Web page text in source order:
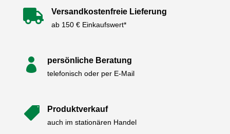
 Versandkostenfreie Lieferung
ab 150 € Einkaufswert*
 persönliche Beratung
telefonisch oder per E-Mail
 Produktverkauf
auch im stationären Handel